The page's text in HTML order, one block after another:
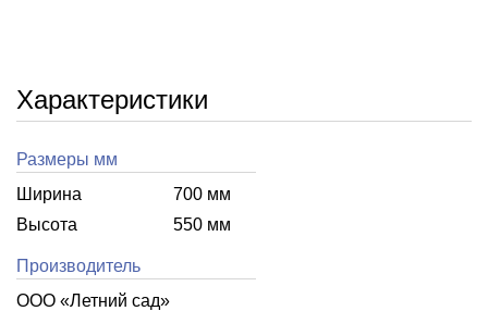
Характеристики
Размеры мм
Ширина
700 мм
Высота
550 мм
Производитель
ООО «Летний cад»